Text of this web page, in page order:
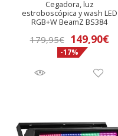
Cegadora, luz
estroboscópica y wash LED
RGB+W BeamZ BS384
179,95€ El
precio
original
149,90€El
-17%